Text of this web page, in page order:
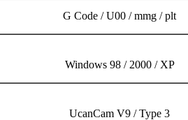
G Code / U00 / mmg / plt
Windows 98 / 2000 / XP
UcanCam V9 / Type 3